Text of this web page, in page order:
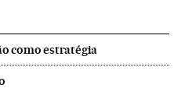
como estratégia